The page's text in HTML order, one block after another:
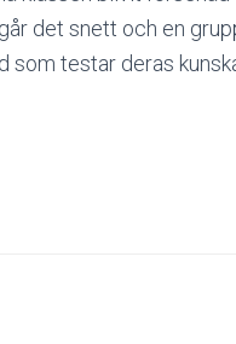
det snett och en
som testar deras